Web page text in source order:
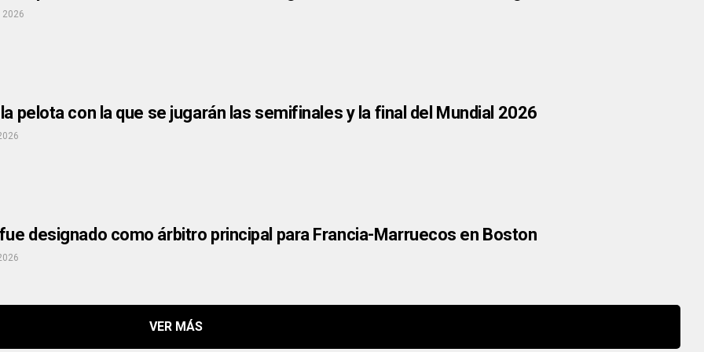
2026
pelota con la que se jugarán las semifinales y la final del Mundial 2026
designado como árbitro principal para Francia-Marruecos en Boston